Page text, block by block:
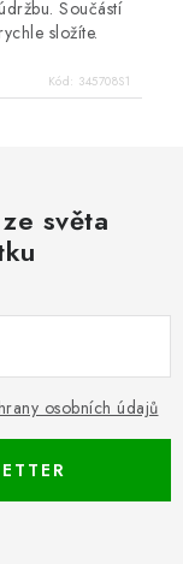
Součástí
složíte.
Kód: 345708S1
světa
osobních údajů